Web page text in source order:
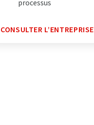
processus
CONSULTER L’ENTREPRISE